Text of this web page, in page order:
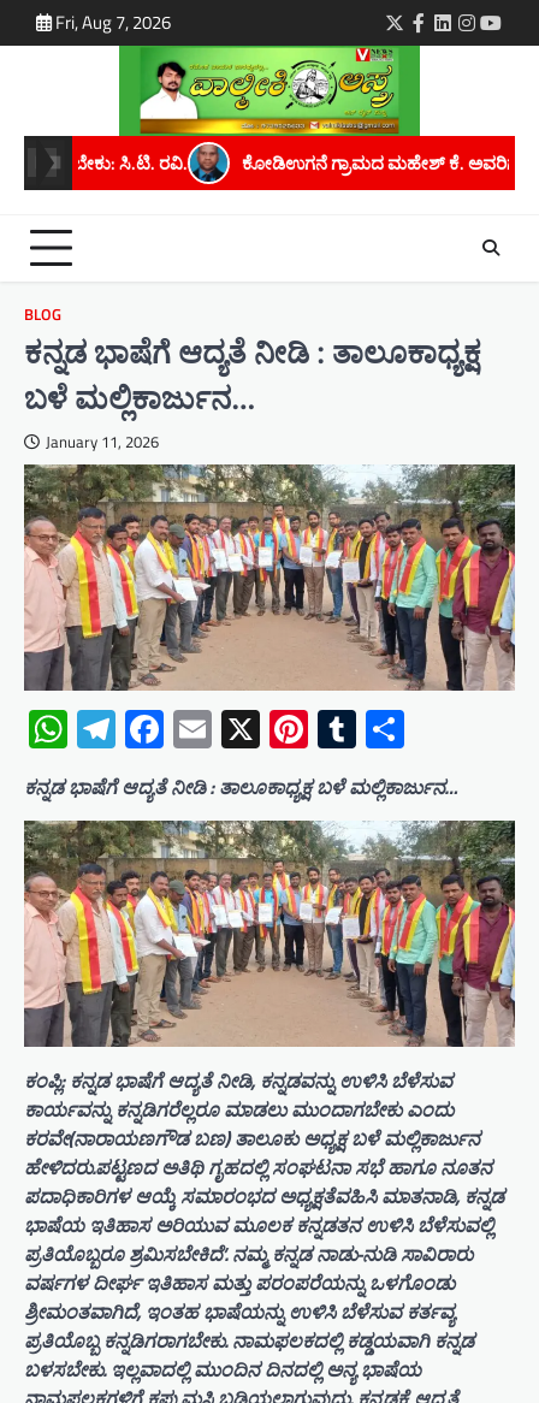
to
Fri, Aug 7, 2026 Twitter
Facebook
LinkedIn
ಗ್ರಾಮದ ಮಹೇಶ್ ಕೆ. ಅವರಿಗೆ ಮೈಸೂರು ವಿಶ್ವವಿದ್ಯಾನಿಲಯದಿಂದ
BLOG
ಕನ್ನಡ ಭಾಷೆಗೆ ಆದ್ಯತೆ ನೀಡಿ : ತಾಲೂಕಾಧ್ಯಕ್ಷ
ಬಳೆ ಮಲ್ಲಿಕಾರ್ಜುನ…
January 11, 2026
WhatsApp
Telegram
Facebook
Email
X Pinterest
Tumblr
ಕನ್ನಡ ಭಾಷೆಗೆ ಆದ್ಯತೆ ನೀಡಿ : ತಾಲೂಕಾಧ್ಯಕ್ಷ ಬಳೆ ಮಲ್ಲಿಕಾರ್ಜುನ…
ಕಂಪ್ಲಿ: ಕನ್ನಡ ಭಾಷೆಗೆ ಆದ್ಯತೆ ನೀಡಿ, ಕನ್ನಡವನ್ನು ಉಳಿಸಿ ಬೆಳೆಸುವ
ಕಾರ್ಯವನ್ನು ಕನ್ನಡಿಗರೆಲ್ಲರೂ ಮಾಡಲು ಮುಂದಾಗಬೇಕು ಎಂದು
ಕರವೇ(ನಾರಾಯಣಗೌಡ ಬಣ) ತಾಲೂಕು ಅಧ್ಯಕ್ಷ ಬಳೆ ಮಲ್ಲಿಕಾರ್ಜುನ
ಹೇಳಿದರು.ಪಟ್ಟಣದ ಅತಿಥಿ ಗೃಹದಲ್ಲಿ ಸಂಘಟನಾ ಸಭೆ ಹಾಗೂ ನೂತನ
ಪದಾಧಿಕಾರಿಗಳ ಆಯ್ಕೆ ಸಮಾರಂಭದ ಅಧ್ಯಕ್ಷತೆವಹಿಸಿ ಮಾತನಾಡಿ, ಕನ್ನಡ
ಭಾಷೆಯ ಇತಿಹಾಸ ಅರಿಯುವ ಮೂಲಕ ಕನ್ನಡತನ ಉಳಿಸಿ ಬೆಳೆಸುವಲ್ಲಿ
ಪ್ರತಿಯೊಬ್ಬರೂ ಶ್ರಮಿಸಬೇಕಿದೆ’. ನಮ್ಮ ಕನ್ನಡ ನಾಡು-ನುಡಿ ಸಾವಿರಾರು
ವರ್ಷಗಳ ದೀರ್ಘ ಇತಿಹಾಸ ಮತ್ತು ಪರಂಪರೆಯನ್ನು ಒಳಗೊಂಡು
ಶ್ರೀಮಂತವಾಗಿದೆ, ಇಂತಹ ಭಾಷೆಯನ್ನು ಉಳಿಸಿ ಬೆಳೆಸುವ ಕರ್ತವ್ಯ
ಪ್ರತಿಯೊಬ್ಬ ಕನ್ನಡಿಗರಾಗಬೇಕು. ನಾಮಫಲಕದಲ್ಲಿ ಕಡ್ಡಯವಾಗಿ ಕನ್ನಡ
ಬಳಸಬೇಕು. ಇಲ್ಲವಾದಲ್ಲಿ ಮುಂದಿನ ದಿನದಲ್ಲಿ ಅನ್ಯ ಭಾಷೆಯ